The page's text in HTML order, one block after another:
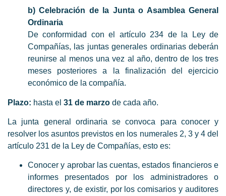
b) Celebración de la Junta o Asamblea General
Ordinaria
De conformidad con el artículo 234 de la Ley de
Compañías, las juntas generales ordinarias deberán
reunirse al menos una vez al año, dentro de los tres
meses posteriores a la finalización del ejercicio
económico de la compañía.
Plazo: hasta el 31 de marzo de cada año.
La junta general ordinaria se convoca para conocer y
resolver los asuntos previstos en los numerales 2, 3 y 4 del
artículo 231 de la Ley de Compañías, esto es:
Conocer y aprobar las cuentas, estados financieros e
informes presentados por los administradores o
directores y, de existir, por los comisarios y auditores